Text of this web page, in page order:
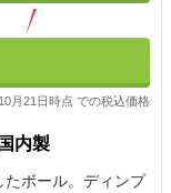
月21日時点 での税込価格
内製
ボール。ディンプ